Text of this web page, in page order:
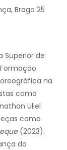
Braga 25
Superior de
na
como
Uliel
como
(2023).
do